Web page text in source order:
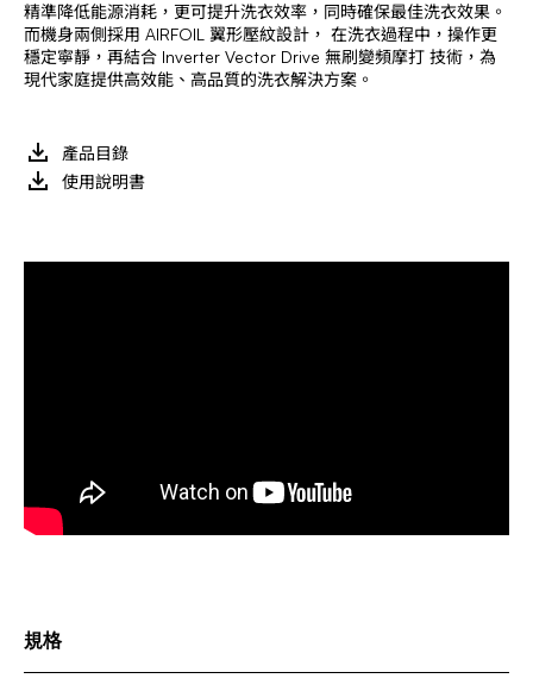
精準降低能源消耗，更可提升洗衣效率，同時確保最佳洗衣效果。
而機身兩側採用 AIRFOIL 翼形壓紋設計， 在洗衣過程中，操作更
穩定寧靜，再結合 Inverter Vector Drive 無刷變頻摩打 技術，為
現代家庭提供高效能、高品質的洗衣解決方案。
產品目錄
使用說明書
規格